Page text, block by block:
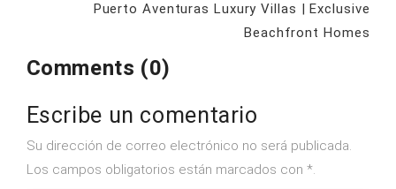
Puerto Aventuras Luxury Villas | Exclusive
Beachfront Homes
Comments (0)
Escribe un comentario
Su dirección de correo electrónico no será publicada.
Los campos obligatorios están marcados con *.